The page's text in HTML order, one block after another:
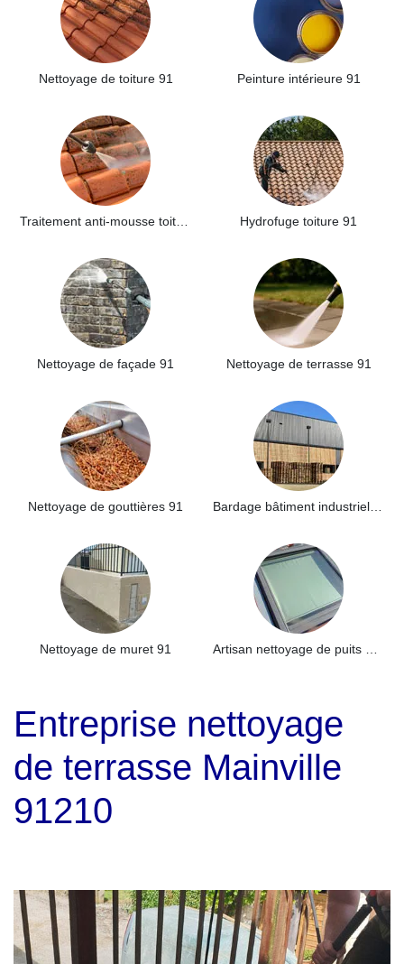
Nettoyage de toiture 91 Peinture intérieure 91
Hydrofuge toiture 91
Nettoyage de façade 91 Nettoyage de terrasse 91
Nettoyage de gouttières 91
Nettoyage de muret 91
Entreprise nettoyage
de terrasse Mainville
91210